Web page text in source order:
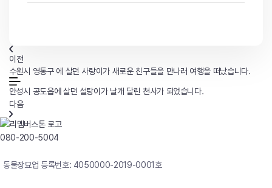
이전
수원시 영통구 에 살던 사랑이가 새로운 친구들을 만나러 여행을 떠났습니다.
안성시 공도읍에 살던 설탕이가 날개 달린 천사가 되었습니다.
다음
080-200-5004
동물장묘업 등록번호: 4050000-2019-0001호